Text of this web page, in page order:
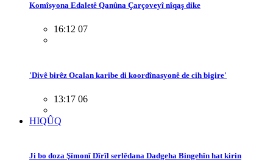
Komîsyona Edaletê Qanûna Çarçoveyî nîqaş dike
16:12 07
'Divê birêz Ocalan karibe di koordînasyonê de cih bigire'
13:17 06
HIQÛQ
Ji bo doza Şîmonî Dîrîl serlêdana Dadgeha Bingehîn hat kirin